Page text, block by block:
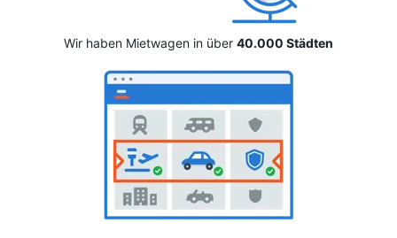
Wir haben Mietwagen in über 40.000 Städten